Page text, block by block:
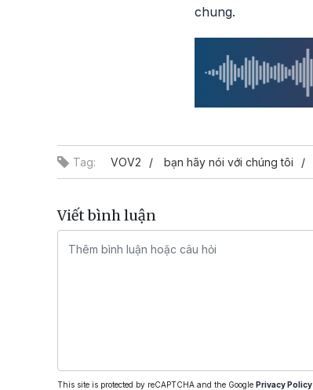
chung.
Tag: VOV2 bạn hãy nói với chúng tôi
Viết bình luận
This site is protected by reCAPTCHA and the Google Privacy Policy